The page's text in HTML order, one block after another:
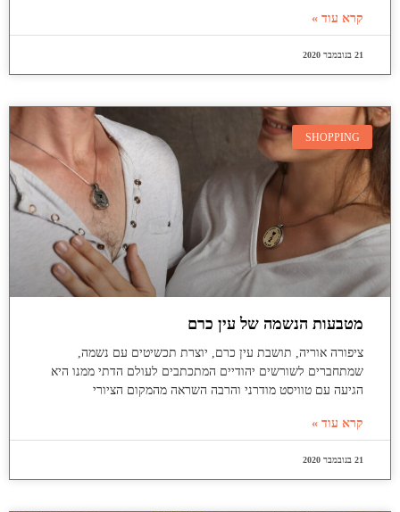
קרא עוד »
21 בנובמבר 2020
SHOPPING
מטבעות הנשמה של עין כרם
ציפורה אוריה, תושבת עין כרם, יוצרת תכשיטים עם נשמה,
שמתחברים לשורשים יהודיים המתכתבים לעולם הדתי ממנו היא
הגיעה עם טוויסט מודרני והרבה השראה מהמקום הציורי
קרא עוד »
21 בנובמבר 2020